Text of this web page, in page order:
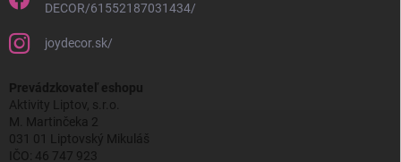
DECOR/61552187031434/
joydecor.sk/
Prevádzkovateľ eshopu
Aktivity Liptov, s.r.o.
M. Martinčeka 2
031 01 Liptovský Mikuláš
IČO: 46 747 923